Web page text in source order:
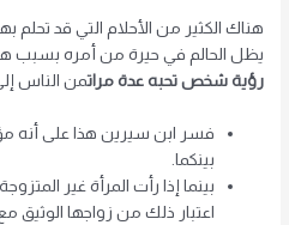
هناك الكثير من الأحلام التي قد تحلم
يظل الحالم في حيرة من أمره بسبب
رؤية شخص تحبه عدة مراتمن الناس
فسر ابن سيرين هذا على أنه
بينكما.
بينما إذا رأت المرأة غير
اعتبار ذلك من زواجها الوثيق